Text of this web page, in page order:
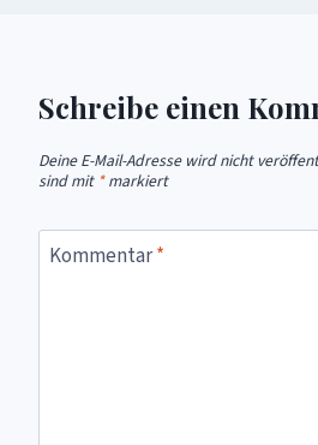
Schreibe einen
Deine E-Mail-Adresse wird nicht
sind mit *markiert
Kommentar*